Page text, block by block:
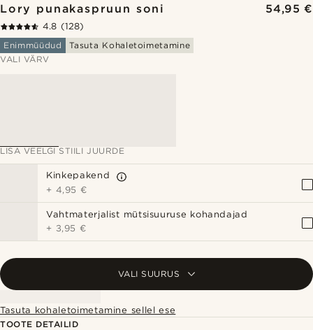
Lory punakaspruun soni 54,95 €
4.8 (128)
Enimmüüdud
Tasuta Kohaletoimetamine
VALI VÄRV
LISA VEELGI STIILI JUURDE
Kinkepakend
+ 4,95 €
Vahtmaterjalist mütsisuuruse kohandajad
+ 3,95 €
VALI SUURUS
Tasuta kohaletoimetamine sellel ese
TOOTE DETAILID